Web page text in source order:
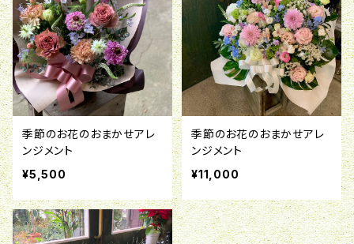
季節のお花のおまかせアレ
ンジメント
¥5,500
季節のお花のおまかせアレ
ンジメント
¥11,000